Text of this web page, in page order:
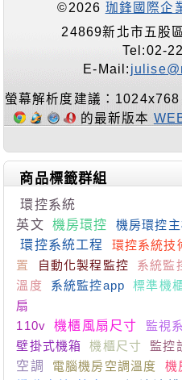
©2026 珈鋒國際企
24869新北市五股
Tel:02-
E-Mail:
螢幕解析度建議：1024x768
的最新版本
商品標籤群組
環控系統
英文
機房環控 機房環控主
環控系統工程
環控系統技
置
自動化製程監控
系統監
溫度
系統監控app 標準機
扇
110v
機櫃風扇尺寸 監視
壁掛式機箱
機櫃尺寸 監控
空調
電腦機房空調溫度 機